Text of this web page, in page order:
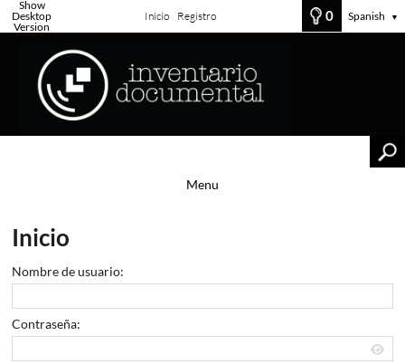
Show
Desktop
Version
Inicio Registro 0 Spanish ▼
Menu
Inicio
Nombre de usuario:
Contraseña: